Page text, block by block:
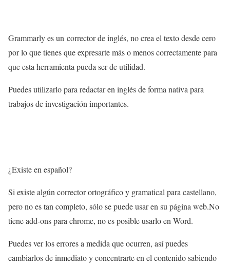
Grammarly es un corrector de inglés, no crea el texto desde cero
por lo que tienes que expresarte más o menos correctamente para
que esta herramienta pueda ser de utilidad.
Puedes utilizarlo para redactar en inglés de forma nativa para
trabajos de investigación importantes.
¿Existe en español?
Si existe algún corrector ortográfico y gramatical para castellano,
pero no es tan completo, sólo se puede usar en su página web.No
tiene add-ons para chrome, no es posible usarlo en Word.
Puedes ver los errores a medida que ocurren, así puedes
cambiarlos de inmediato y concentrarte en el contenido sabiendo